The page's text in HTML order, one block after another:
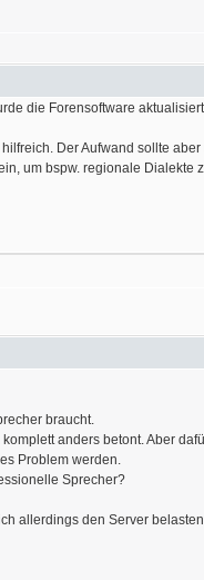
die Forensoftware
Der Aufwand sollte
um bspw. regionale
braucht.
komplett anders betont. Aber
Problem werden.
Sprecher?
allerdings den Server